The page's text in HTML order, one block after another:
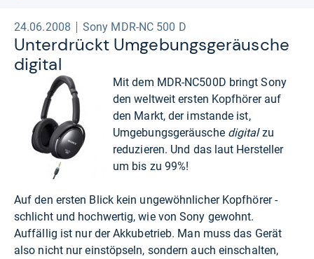
24.06.2008 Sony MDR-NC 500 D
Unter­drückt Umge­bungs­ge­räusche
digi­tal
Mit dem MDR-NC500D bringt Sony
den weltweit ersten Kopfhörer auf
den Markt, der imstande ist,
Umgebungsgeräusche digitalzu
reduzieren. Und das laut Hersteller
um bis zu 99%!
Auf den ersten Blick kein ungewöhnlicher Kopfhörer -
schlicht und hochwertig, wie von Sony gewohnt.
Auffällig ist nur der Akkubetrieb. Man muss das Gerät
also nicht nur einstöpseln, sondern auch einschalten,